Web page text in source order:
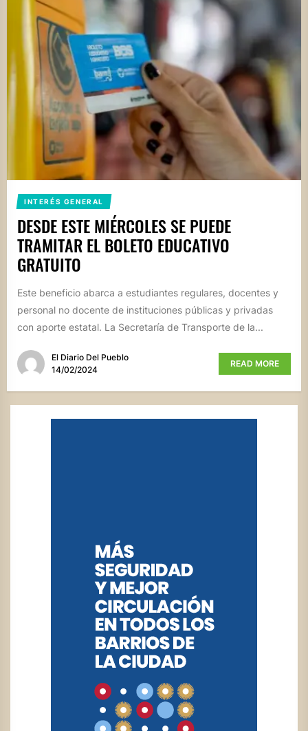
INTERÉS GENERAL
DESDE ESTE MIÉRCOLES SE PUEDE
TRAMITAR EL BOLETO EDUCATIVO
GRATUITO
Este beneficio abarca a estudiantes regulares, docentes y
personal no docente de instituciones públicas y privadas
con aporte estatal. La Secretaría de Transporte de la...
El Diario Del Pueblo
14/02/2024
READ MORE